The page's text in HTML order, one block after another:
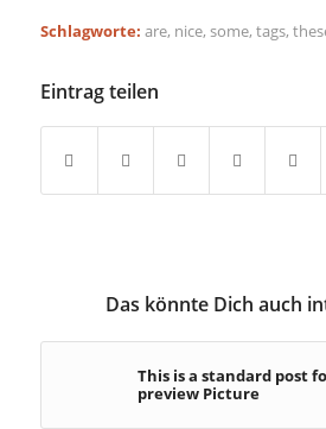
Schlagworte: are, nice, some, tags,
Eintrag teilen
Das könnte Dich auch
This is a standard post
preview Picture